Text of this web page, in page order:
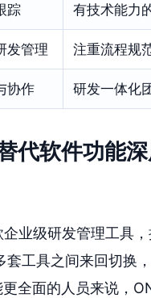
踪 有技术能力
发管理 注重流程规
协作 研发一体化
代软件功能
业级研发管理工具
套工具之间来回切换
全面的人员来说，